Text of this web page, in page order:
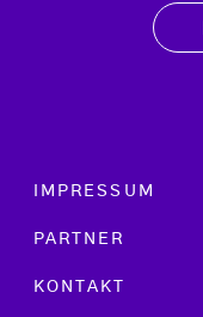
Footer menu
IMPRESSUM
PARTNER
KONTAKT